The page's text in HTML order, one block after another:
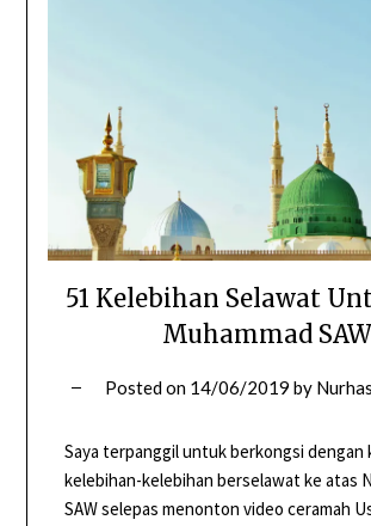
51 Kelebihan Selawat
Muhammad SAW
Posted on 14/06/2019 by
Saya terpanggil untuk berkongsi dengan
kelebihan-kelebihan berselawat ke atas
SAW selepas menonton video ceramah